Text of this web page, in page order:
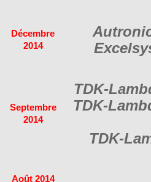
Décembre
2014
Septembre
2014
TDK-
TDK-
TDK-
Août 2014